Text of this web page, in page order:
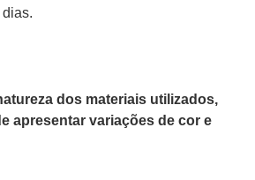
dos materiais utilizados,
apresentar variações de cor e